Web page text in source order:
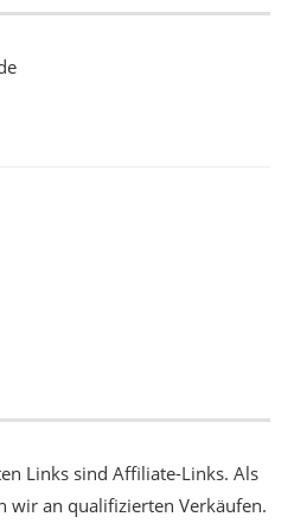
Links sind Affiliate-Links. Als
wir an qualifizierten Verkäufen.